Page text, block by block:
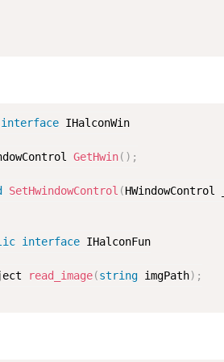
interface IHalconWin
GetHwin( ) ;
SetHwindowControl (HWindowControl
interface IHalconFun
read_image(string imgPath) ;